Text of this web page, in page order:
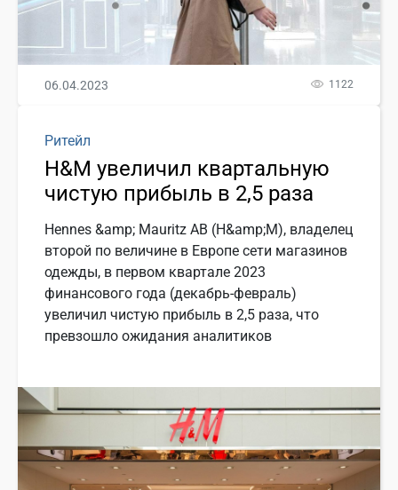
06.04.2023 1122
Ритейл
H&M увеличил квартальную
чистую прибыль в 2,5 раза
Hennes &amp; Mauritz AB (H&amp;M), владелец
второй по величине в Европе сети магазинов
одежды, в первом квартале 2023
финансового года (декабрь-февраль)
увеличил чистую прибыль в 2,5 раза, что
превзошло ожидания аналитиков